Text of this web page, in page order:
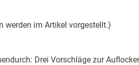
werden im Artikel vorgestellt.)
Drei Vorschläge zur